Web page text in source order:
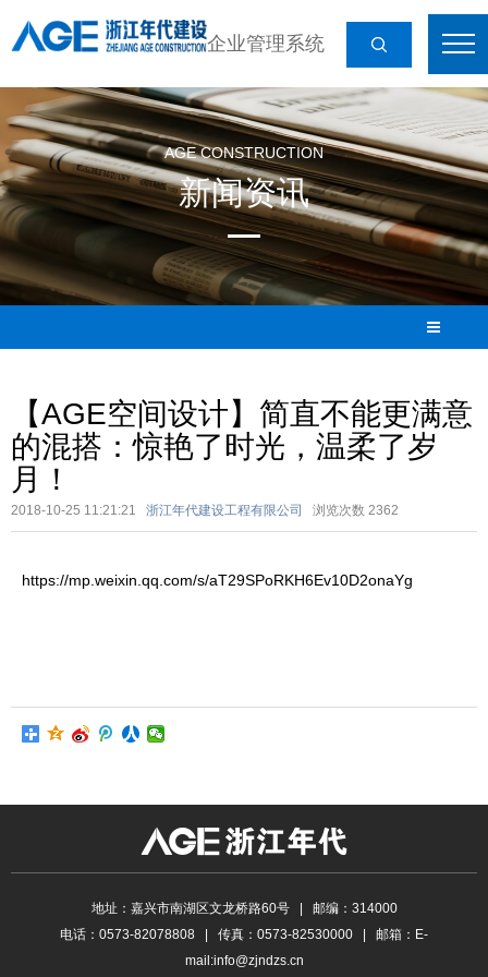
企业管理系统
AGE CONSTRUCTION
新闻资讯
【AGE空间设计】简直不能更满意
的混搭：惊艳了时光，温柔了岁
月！
2018-10-25 11:21:21 浙江年代建设工程有限公司 浏览次数 2362
https://mp.weixin.qq.com/s/aT29SPoRKH6Ev10D2onaYg
地址：嘉兴市南湖区文龙桥路60号 | 邮编：314000
电话：0573-82078808 | 传真：0573-82530000 | 邮箱：E-
mail:info@zjndzs.cn